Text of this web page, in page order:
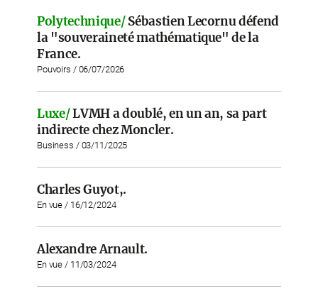
Polytechnique/ Sébastien Lecornu défend
la "souveraineté mathématique" de la
France.
Pouvoirs / 06/07/2026
Luxe/LVMH a doublé, en un an, sa part
indirecte chez Moncler.
Business / 03/11/2025
Charles Guyot,.
En vue / 16/12/2024
Alexandre Arnault.
En vue / 11/03/2024